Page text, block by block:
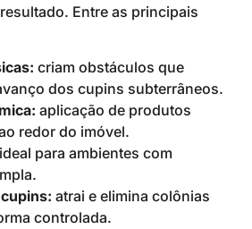
Entre as principais
criam obstáculos que
dos cupins subterrâneos.
aplicação de produtos
redor do imóvel.
ideal para ambientes com
atrai e elimina colônias
controlada.